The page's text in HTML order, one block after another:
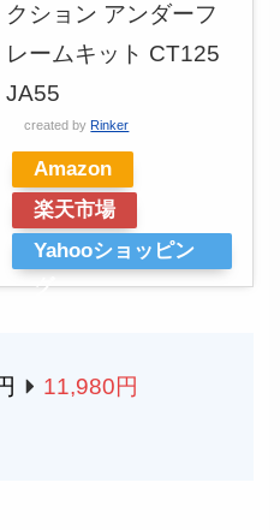
クション アンダーフ
レームキット CT125
JA55
created by Rinker
Amazon
楽天市場
Yahooショッピン
グ
11,980円